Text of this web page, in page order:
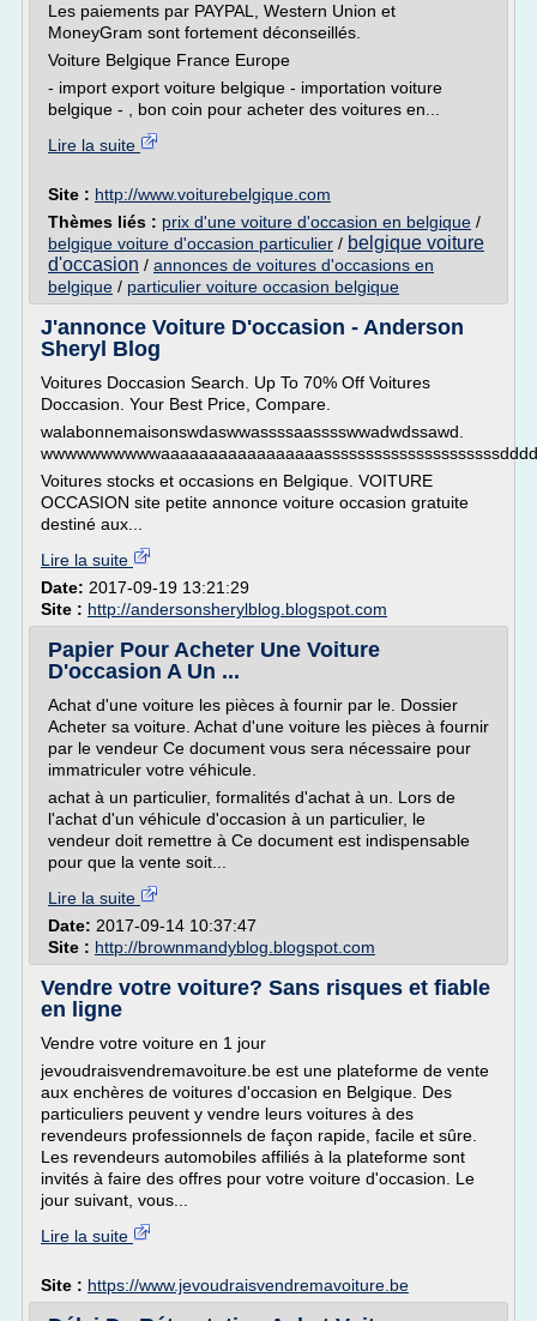
Les paiements par PAYPAL, Western Union et
MoneyGram sont fortement déconseillés.
Voiture Belgique France Europe
- import export voiture belgique - importation voiture
belgique - , bon coin pour acheter des voitures en...
Lire la suite
Site : http://www.voiturebelgique.com
Thèmes liés : prix d'une voiture d'occasion en belgique /
belgique voiture d'occasion particulier / belgique voiture
d'occasion / annonces de voitures d'occasions en
belgique / particulier voiture occasion belgique
J'annonce Voiture D'occasion - Anderson
Sheryl Blog
Voitures Doccasion Search. Up To 70% Off Voitures
Doccasion. Your Best Price, Compare.
walabonnemaisonswdaswwassssaasssswwadwdssawd.
Voitures stocks et occasions en Belgique. VOITURE
OCCASION site petite annonce voiture occasion gratuite
destiné aux...
Lire la suite
Date: 2017-09-19 13:21:29
Site : http://andersonsherylblog.blogspot.com
Papier Pour Acheter Une Voiture
D'occasion A Un ...
Achat d'une voiture les pièces à fournir par le. Dossier
Acheter sa voiture. Achat d'une voiture les pièces à fournir
par le vendeur Ce document vous sera nécessaire pour
immatriculer votre véhicule.
achat à un particulier, formalités d'achat à un. Lors de
l'achat d'un véhicule d'occasion à un particulier, le
vendeur doit remettre à Ce document est indispensable
pour que la vente soit...
Lire la suite
Date: 2017-09-14 10:37:47
Site : http://brownmandyblog.blogspot.com
Vendre votre voiture? Sans risques et fiable
en ligne
Vendre votre voiture en 1 jour
jevoudraisvendremavoiture.be est une plateforme de vente
aux enchères de voitures d'occasion en Belgique. Des
particuliers peuvent y vendre leurs voitures à des
revendeurs professionnels de façon rapide, facile et sûre.
Les revendeurs automobiles affiliés à la plateforme sont
invités à faire des offres pour votre voiture d'occasion. Le
jour suivant, vous...
Lire la suite
Site : https://www.jevoudraisvendremavoiture.be